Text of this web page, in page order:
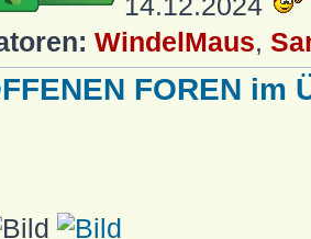
WindelMaus,
FOREN im